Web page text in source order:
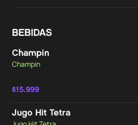
BEBIDAS
Champin
Champin
$15.999
Jugo Hit Tetra